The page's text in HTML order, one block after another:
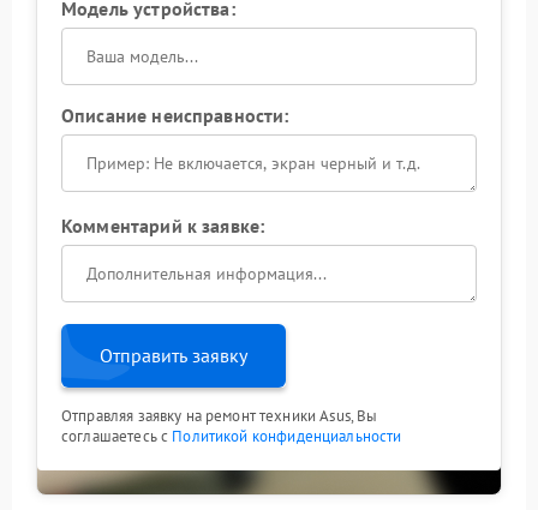
Модель устройства:
Описание неисправности:
Комментарий к заявке:
Отправить заявку
Отправляя заявку на ремонт техники Asus, Вы
соглашаетесь с Политикой конфиденциальности